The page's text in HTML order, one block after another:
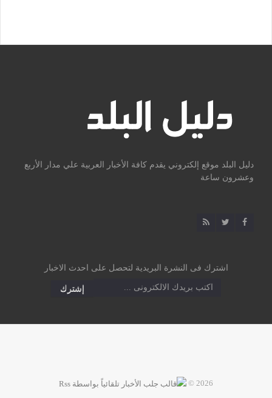
دليل البلد موقع إلكتروني يقدم كافة الأخبار العربية علي مدار الأربع
وعشرون ساعة
اشترك فى النشرة البريدية لتحصل على احدث الاخبار
2026 ©